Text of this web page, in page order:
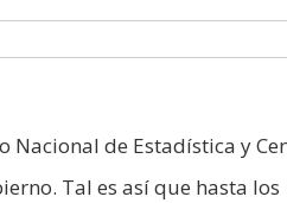
de Estadística y
Tal es así que hasta los